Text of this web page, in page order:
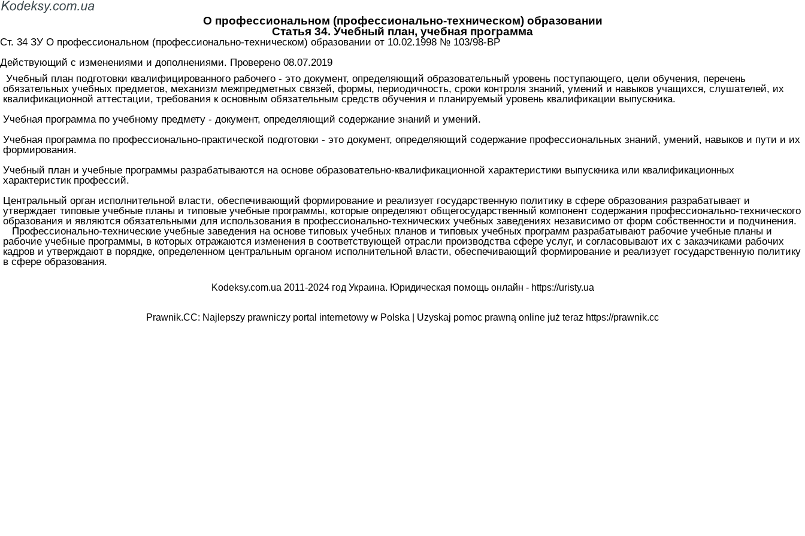
О профессиональном (профессионально-техническом) образовании
Статья 34. Учебный план, учебная программа
Ст. 34 ЗУ О профессиональном (профессионально-техническом) образовании от 10.02.1998 № 103/98-ВР
Действующий с изменениями и дополнениями. Проверено 08.07.2019
Учебный план подготовки квалифицированного рабочего - это документ, определяющий образовательный уровень поступающего, цели обучения, перечень
обязательных учебных предметов, механизм межпредметных связей, формы, периодичность, сроки контроля знаний, умений и навыков учащихся, слушателей, их
квалификационной аттестации, требования к основным обязательным средств обучения и планируемый уровень квалификации выпускника.
Учебная программа по учебному предмету - документ, определяющий содержание знаний и умений.
Учебная программа по профессионально-практической подготовки - это документ, определяющий содержание профессиональных знаний, умений, навыков и пути и их
формирования.
Учебный план и учебные программы разрабатываются на основе образовательно-квалификационной характеристики выпускника или квалификационных
характеристик профессий.
Центральный орган исполнительной власти, обеспечивающий формирование и реализует государственную политику в сфере образования разрабатывает и
утверждает типовые учебные планы и типовые учебные программы, которые определяют общегосударственный компонент содержания профессионально-технического
образования и являются обязательными для использования в профессионально-технических учебных заведениях независимо от форм собственности и подчинения.
Профессионально-технические учебные заведения на основе типовых учебных планов и типовых учебных программ разрабатывают рабочие учебные планы и
рабочие учебные программы, в которых отражаются изменения в соответствующей отрасли производства сфере услуг, и согласовывают их с заказчиками рабочих
кадров и утверждают в порядке, определенном центральным органом исполнительной власти, обеспечивающий формирование и реализует государственную политику
в сфере образования.
Kodeksy.com.ua 2011-2024 год Украина. Юридическая помощь онлайн - https://uristy.ua
Prawnik.CC: Najlepszy prawniczy portal internetowy w Polska | Uzyskaj pomoc prawną online już teraz https://prawnik.cc